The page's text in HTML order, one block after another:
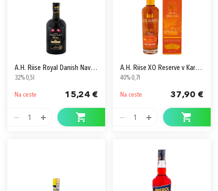
A.H. Riise Royal Danish Navy Bitter
32% 0,5l
Na ceste 15,24 €
1
A.H. Riise XO Reserve v Kartóne
40% 0,7l
Na ceste 37,90 €
1